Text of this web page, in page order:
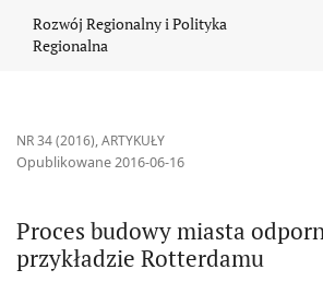
Rozwój Regionalny i Polityka
Regionalna
NR 34 (2016),ARTYKUŁY
Proces budowy miasta
przykładzie Rotterdamu
Opublikowane 2016-06-16